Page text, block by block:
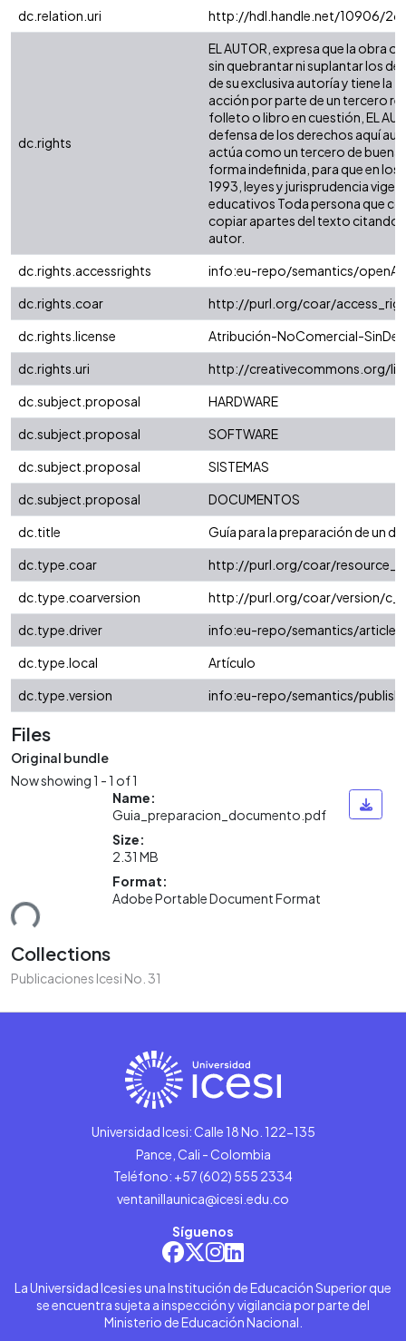
dc.relation.uri
http://hdl.handle.net/10906/
dc.rights
EL AUTOR, expresa que la obra
sin quebrantar ni suplantar los
de su exclusiva autoría y tiene la
acción por parte de un tercero
folleto o libro en cuestión, EL
defensa de los derechos aquí
actúa como un tercero de buena
forma indefinida, para que en los
1993, leyes y jurisprudencia
educativos Toda persona que
copiar apartes del texto citando
autor.
dc.rights.accessrights
info:eu-repo/semantics/
dc.rights.coar
http://purl.org/coar/
dc.rights.license
Atribución-NoComercial-
dc.rights.uri
http://creativecommons.org/
dc.subject.proposal
HARDWARE
dc.subject.proposal
SOFTWARE
dc.subject.proposal
SISTEMAS
dc.subject.proposal
DOCUMENTOS
dc.title
Guía para la preparación de un
dc.type.coar
http://purl.org/coar/
dc.type.coarversion
http://purl.org/coar/version/
dc.type.driver
info:eu-repo/semantics/article
dc.type.local
Artículo
dc.type.version
info:eu-repo/semantics/
Files
Original bundle
Now showing1 - 1 of 1
Name:
Guia_preparacion_documento.pdf
Size:
2.31 MB
Format:
Adobe Portable Document Format
Collections
Publicaciones Icesi No. 31
Universidad Icesi: Calle 18 No. 122-135
Pance, Cali - Colombia
Teléfono: +57 (602) 555 2334
ventanillaunica@icesi.edu.co
Síguenos
La Universidad Icesi es una Institución de Educación Superior que
se encuentra sujeta a inspección y vigilancia por parte del
Ministerio de Educación Nacional.